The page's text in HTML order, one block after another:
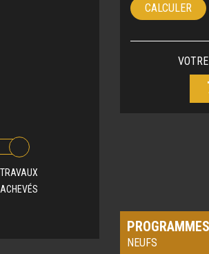
TRAVAUX
ACHEVÉS
CALCULER
PROGRAMMES
NEUFS